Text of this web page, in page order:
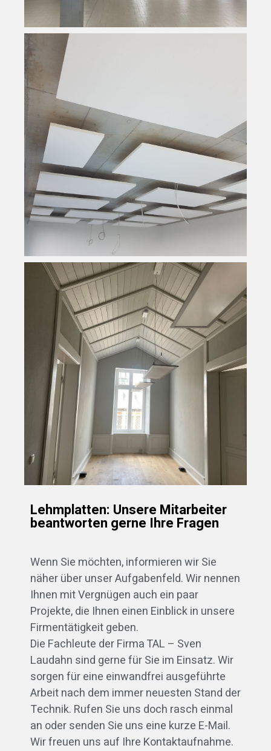
Lehmplatten: Unsere Mitarbeiter
beantworten gerne Ihre Fragen
Wenn Sie möchten, informieren wir Sie
näher über unser Aufgabenfeld. Wir nennen
Ihnen mit Vergnügen auch ein paar
Projekte, die Ihnen einen Einblick in unsere
Firmentätigkeit geben.
Die Fachleute der Firma TAL – Sven
Laudahn sind gerne für Sie im Einsatz. Wir
sorgen für eine einwandfrei ausgeführte
Arbeit nach dem immer neuesten Stand der
Technik. Rufen Sie uns doch rasch einmal
an oder senden Sie uns eine kurze E-Mail.
Wir freuen uns auf Ihre Kontaktaufnahme.